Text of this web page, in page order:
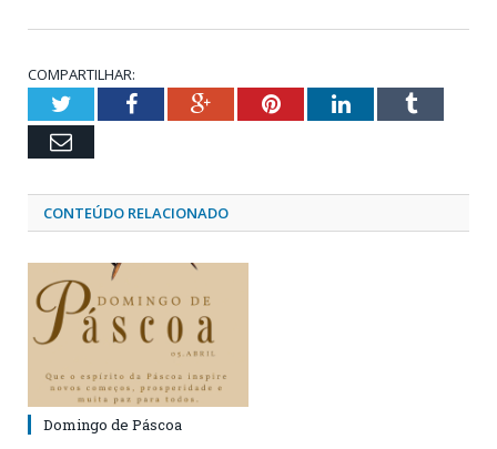
COMPARTILHAR:
TwitterFacebookGoogle+PinterestLinkedInTumblr
Email
CONTEÚDO RELACIONADO
Domingo de Páscoa